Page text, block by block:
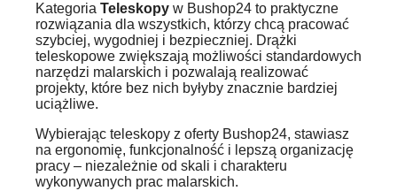
Kategoria Teleskopy w Bushop24 to praktyczne
rozwiązania dla wszystkich, którzy chcą pracować
szybciej, wygodniej i bezpieczniej. Drążki
teleskopowe zwiększają możliwości standardowych
narzędzi malarskich i pozwalają realizować
projekty, które bez nich byłyby znacznie bardziej
uciążliwe.
Wybierając teleskopy z oferty Bushop24, stawiasz
na ergonomię, funkcjonalność i lepszą organizację
pracy – niezależnie od skali i charakteru
wykonywanych prac malarskich.